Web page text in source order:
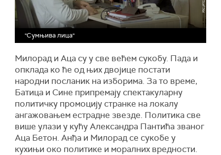
"Сумњива лица"
Милорад и Аца су у све већем сукобу. Пада и
опклада ко ће од њих двојице постати
народни посланик на изборима. За то време,
Батица и Сине припремају спектакуларну
политичку промоцију странке на локалу
ангажовањем естрадне звезде. Политика све
више улази у кућу Александра Пантића званог
Аца Бетон. Анђа и Милорад се сукобе у
кухињи око политике и моралних вредности.